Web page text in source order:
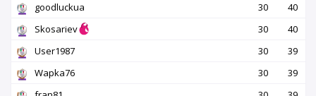
goodluckua
30
40
Skosariev
30
40
User1987
30
39
Wapka76
30
39